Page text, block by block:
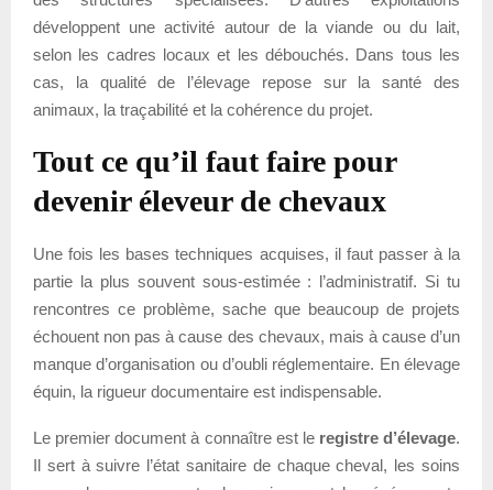
développent une activité autour de la viande ou du lait,
selon les cadres locaux et les débouchés. Dans tous les
cas, la qualité de l’élevage repose sur la santé des
animaux, la traçabilité et la cohérence du projet.
Tout ce qu’il faut faire pour
devenir éleveur de chevaux
Une fois les bases techniques acquises, il faut passer à la
partie la plus souvent sous-estimée : l’administratif. Si tu
rencontres ce problème, sache que beaucoup de projets
échouent non pas à cause des chevaux, mais à cause d’un
manque d’organisation ou d’oubli réglementaire. En élevage
équin, la rigueur documentaire est indispensable.
Le premier document à connaître est le registre d’élevage.
Il sert à suivre l’état sanitaire de chaque cheval, les soins